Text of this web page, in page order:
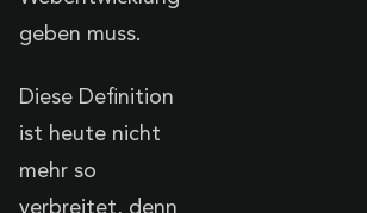
geben muss.
Diese Definition
ist heute nicht
mehr so
verbreitet, denn